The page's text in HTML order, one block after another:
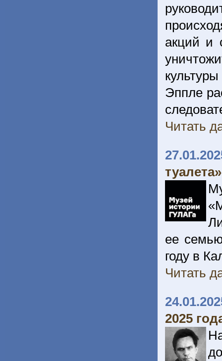
акций и
Эппле
Читать
ее
году в
Читать
2025